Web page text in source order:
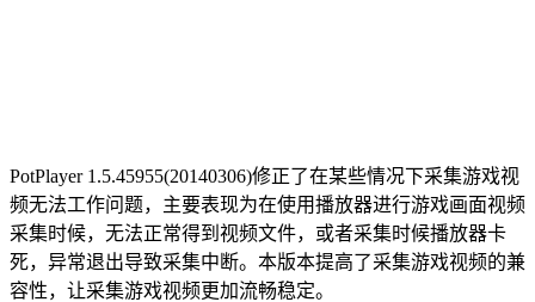
PotPlayer 1.5.45955(20140306)修正了在某些情况下采集游戏视
频无法工作问题，主要表现为在使用播放器进行游戏画面视频
采集时候，无法正常得到视频文件，或者采集时候播放器卡
死，异常退出导致采集中断。本版本提高了采集游戏视频的兼
容性，让采集游戏视频更加流畅稳定。